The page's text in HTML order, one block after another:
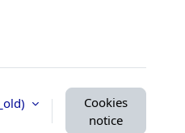
Cookies
notice